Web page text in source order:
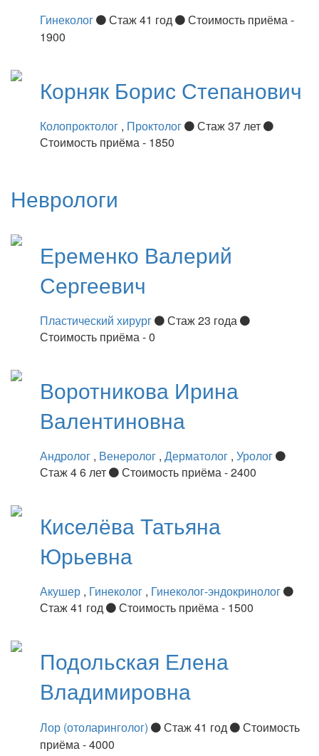
Гинеколог Стаж 41 год
Стоимость приёма -
1900
Корняк Борис Степанович
Колопроктолог , Проктолог
Стаж 37 лет
Стоимость приёма - 1850
Неврологи
Еременко Валерий
Сергеевич
Пластический хирург
Стаж 23 года
Стоимость приёма - 0
Воротникова Ирина
Валентиновна
Андролог , Венеролог , Дерматолог , Уролог
Стаж 4 6 лет
Стоимость приёма - 2400
КиселёваТатьяна
Юрьевна
Акушер , Гинеколог , Гинеколог-эндокринолог
Стаж 41 год
Стоимость приёма - 1500
Подольская Елена
Владимировна
Лор (отоларинголог) Стаж 41 год
Стоимость
приёма - 4000